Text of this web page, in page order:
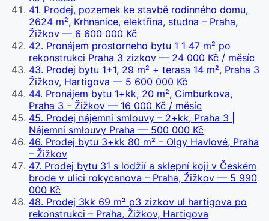
41. Prodej, pozemek ke stavbě rodinného domu,
2624 m², Krhnanice, elektřina, studna – Praha,
Žižkov — 6 600 000 Kč
42. Pronájem prostorneho bytu 1 1 47 m² po
rekonstrukci Praha 3 zizkov — 24 000 Kč / měsíc
43. Prodej bytu 1+1, 29 m² + terasa 14 m², Praha 3
Žižkov, Hartigova — 5 600 000 Kč
44. Pronájem bytu 1+kk, 20 m², Cimburkova,
Praha 3 – Žižkov — 16 000 Kč / měsíc
45. Prodej nájemní smlouvy – 2+kk, Praha 3 |
Nájemní smlouvy Praha — 500 000 Kč
46. Prodej bytu 3+kk 80 m² – Olgy Havlové, Praha
– Žižkov
47. Prodej bytu 31 s lodžií a sklepní koji v Českém
brode v ulici rokycanova – Praha, Žižkov — 5 990
000 Kč
48. Prodej 3kk 69 m² p3 zizkov ul hartigova po
rekonstrukci – Praha, Žižkov, Hartigova